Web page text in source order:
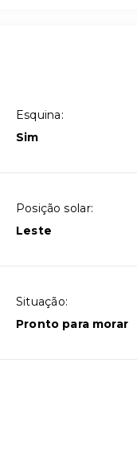
Esquina:
Sim
Posição solar:
Leste
Situação:
Pronto para morar